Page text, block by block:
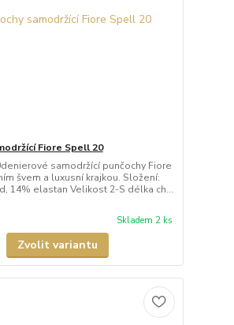
Fiore Spell 20
samodržící punčochy Fiore
švem a luxusní krajkou. Složení:
14% elastan Velikost 2-S délka ch...
Skladem 2 ks
Zvolit variantu